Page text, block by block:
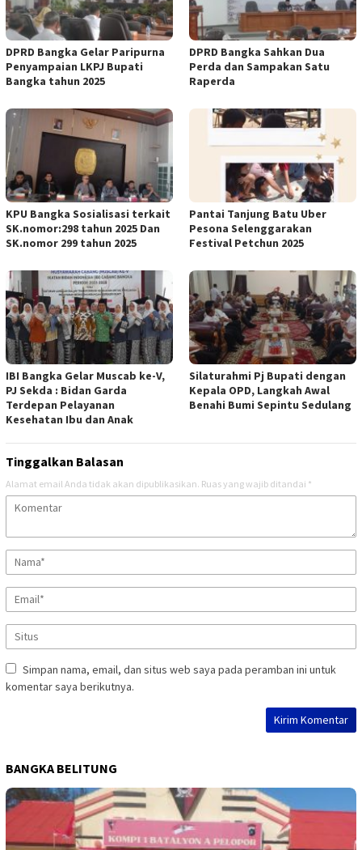
DPRD Bangka Gelar Paripurna
Penyampaian LKPJ Bupati
Bangka tahun 2025
DPRD Bangka Sahkan Dua
Perda dan Sampakan Satu
Raperda
KPU Bangka Sosialisasi terkait
SK.nomor:298 tahun 2025 Dan
SK.nomor 299 tahun 2025
Pantai Tanjung Batu Uber
Pesona Selenggarakan
Festival Petchun 2025
IBI Bangka Gelar Muscab ke-V,
PJ Sekda : Bidan Garda
Terdepan Pelayanan
Kesehatan Ibu dan Anak
Silaturahmi Pj Bupati dengan
Kepala OPD, Langkah Awal
Benahi Bumi Sepintu Sedulang
Tinggalkan Balasan
Alamat email Anda tidak akan dipublikasikan. Ruas yang wajib ditandai *
Simpan nama, email, dan situs web saya pada peramban ini untuk
komentar saya berikutnya.
BANGKA BELITUNG